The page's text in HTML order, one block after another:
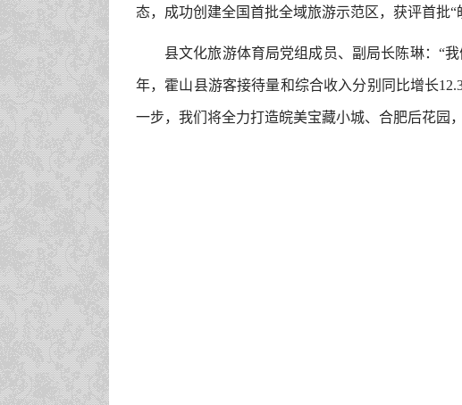
态，成功创建全国首批全域旅游示范区，获评首批“
县文化旅游体育局党组成员、副局长陈琳：“
年，霍山县游客接待量和综合收入分别同比增长
一步，我们将全力打造皖美宝藏小城、合肥后花园